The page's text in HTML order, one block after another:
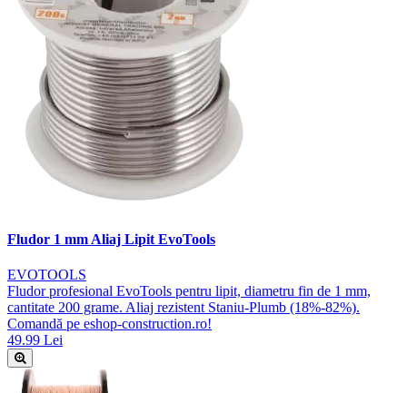
Fludor 1 mm Aliaj Lipit EvoTools
EVOTOOLS
Fludor profesional EvoTools pentru lipit, diametru fin de 1 mm,
cantitate 200 grame. Aliaj rezistent Staniu-Plumb (18%-82%).
Comandă pe eshop-construction.ro!
49.99 Lei